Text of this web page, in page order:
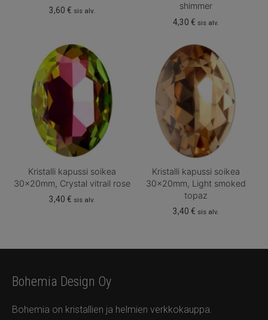
3,60€ sis alv.
shimmer
4,30 € sis alv.
Kristalli kapussi soikea
30x20mm, Crystal vitrail rose
3,40€ sis alv.
Kristalli kapussi soikea
30x20mm, Light smoked
topaz
3,40 € sis alv.
Bohemia Design Oy
Bohemia on kristallien ja helmien verkkokauppa.